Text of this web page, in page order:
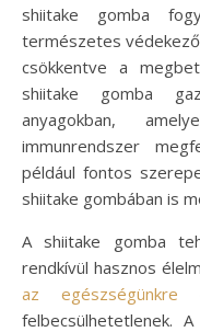
shiitake gomba
természetes
csökkentve a
shiitake gomba
anyagokban,
immunrendszer
például fontos
shiitake gombában is
A shiitake gomba
rendkívül hasznos
az egészségünkre
felbecsülhetetlenek.